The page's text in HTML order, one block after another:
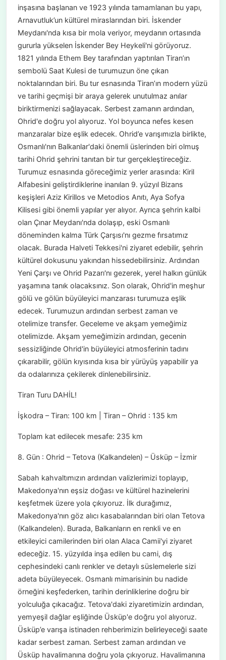
inşasına başlanan ve 1923 yılında tamamlanan bu yapı,
Arnavutluk’un kültürel miraslarından biri. İskender
Meydanı'nda kısa bir mola veriyor, meydanın ortasında
gururla yükselen İskender Bey Heykeli'ni görüyoruz.
1821 yılında Ethem Bey tarafından yaptırılan Tiran’ın
sembolü Saat Kulesi de turumuzun öne çıkan
noktalarından biri. Bu tur esnasında Tiran’ın modern yüzü
ve tarihi geçmişi bir araya gelerek unutulmaz anılar
biriktirmenizi sağlayacak. Serbest zamanın ardından,
Ohrid'e doğru yol alıyoruz. Yol boyunca nefes kesen
manzaralar bize eşlik edecek. Ohrid’e varışımızla birlikte,
Osmanlı'nın Balkanlar'daki önemli üslerinden biri olmuş
tarihi Ohrid şehrini tanıtan bir tur gerçekleştireceğiz.
Turumuz esnasında göreceğimiz yerler arasında: Kiril
Alfabesini geliştirdiklerine inanılan 9. yüzyıl Bizans
keşişleri Aziz Kirillos ve Metodios Anıtı, Aya Sofya
Kilisesi gibi önemli yapılar yer alıyor. Ayrıca şehrin kalbi
olan Çınar Meydanı'nda dolaşıp, eski Osmanlı
döneminden kalma Türk Çarşısı'nı gezme fırsatımız
olacak. Burada Halveti Tekkesi'ni ziyaret edebilir, şehrin
kültürel dokusunu yakından hissedebilirsiniz. Ardından
Yeni Çarşı ve Ohrid Pazarı'nı gezerek, yerel halkın günlük
yaşamına tanık olacaksınız. Son olarak, Ohrid'in meşhur
gölü ve gölün büyüleyici manzarası turumuza eşlik
edecek. Turumuzun ardından serbest zaman ve
otelimize transfer. Geceleme ve akşam yemeğimiz
otelimizde. Akşam yemeğimizin ardından, gecenin
sessizliğinde Ohrid'in büyüleyici atmosferinin tadını
çıkarabilir, gölün kıyısında kısa bir yürüyüş yapabilir ya
da odalarınıza çekilerek dinlenebilirsiniz.
Tiran Turu DAHİL!
İşkodra – Tiran: 100 km | Tiran – Ohrid : 135 km
Toplam kat edilecek mesafe: 235 km
8. Gün : Ohrid – Tetova (Kalkandelen) – Üsküp – İzmir
Sabah kahvaltımızın ardından valizlerimizi toplayıp,
Makedonya'nın eşsiz doğası ve kültürel hazinelerini
keşfetmek üzere yola çıkıyoruz. İlk durağımız,
Makedonya'nın göz alıcı kasabalarından biri olan Tetova
(Kalkandelen). Burada, Balkanların en renkli ve en
etkileyici camilerinden biri olan Alaca Camii'yi ziyaret
edeceğiz. 15. yüzyılda inşa edilen bu cami, dış
cephesindeki canlı renkler ve detaylı süslemelerle sizi
adeta büyüleyecek. Osmanlı mimarisinin bu nadide
örneğini keşfederken, tarihin derinliklerine doğru bir
yolculuğa çıkacağız. Tetova'daki ziyaretimizin ardından,
yemyeşil dağlar eşliğinde Üsküp'e doğru yol alıyoruz.
Üsküp’e varışa istinaden rehberimizin belirleyeceği saate
kadar serbest zaman. Serbest zaman ardından ve
Üsküp havalimanına doğru yola çıkıyoruz. Havalimanına